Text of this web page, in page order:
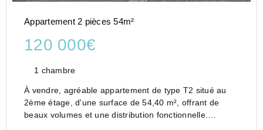
Appartement 2 pièces 54m²
120 000€
1 chambre
À vendre, agréable appartement de type T2 situé au
2ème étage, d'une surface de 54,40 m², offrant de
beaux volumes et une distribution fonctionnelle.